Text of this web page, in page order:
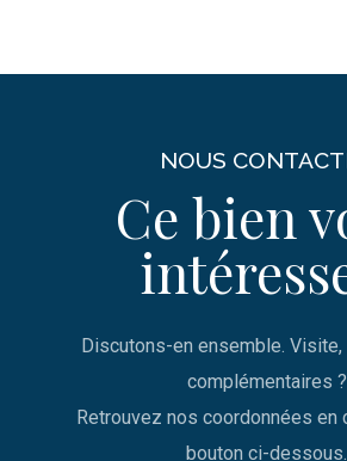
NOUS
Ce bien
Discutons-en ensemble.
complémentaires ?
Retrouvez nos coordonnées en
bouton ci-dessous.